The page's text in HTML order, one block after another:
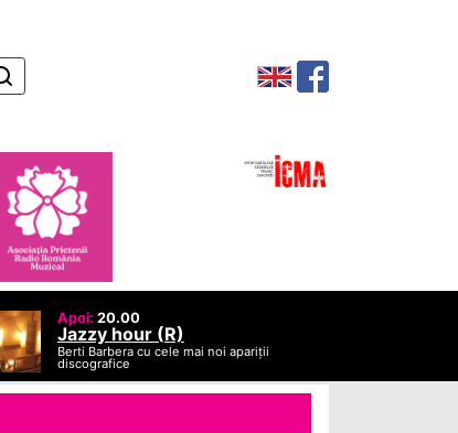
Apoi: 20.00
Jazzy hour (R)
Berti Barbera cu cele mai noi apariții
discografice